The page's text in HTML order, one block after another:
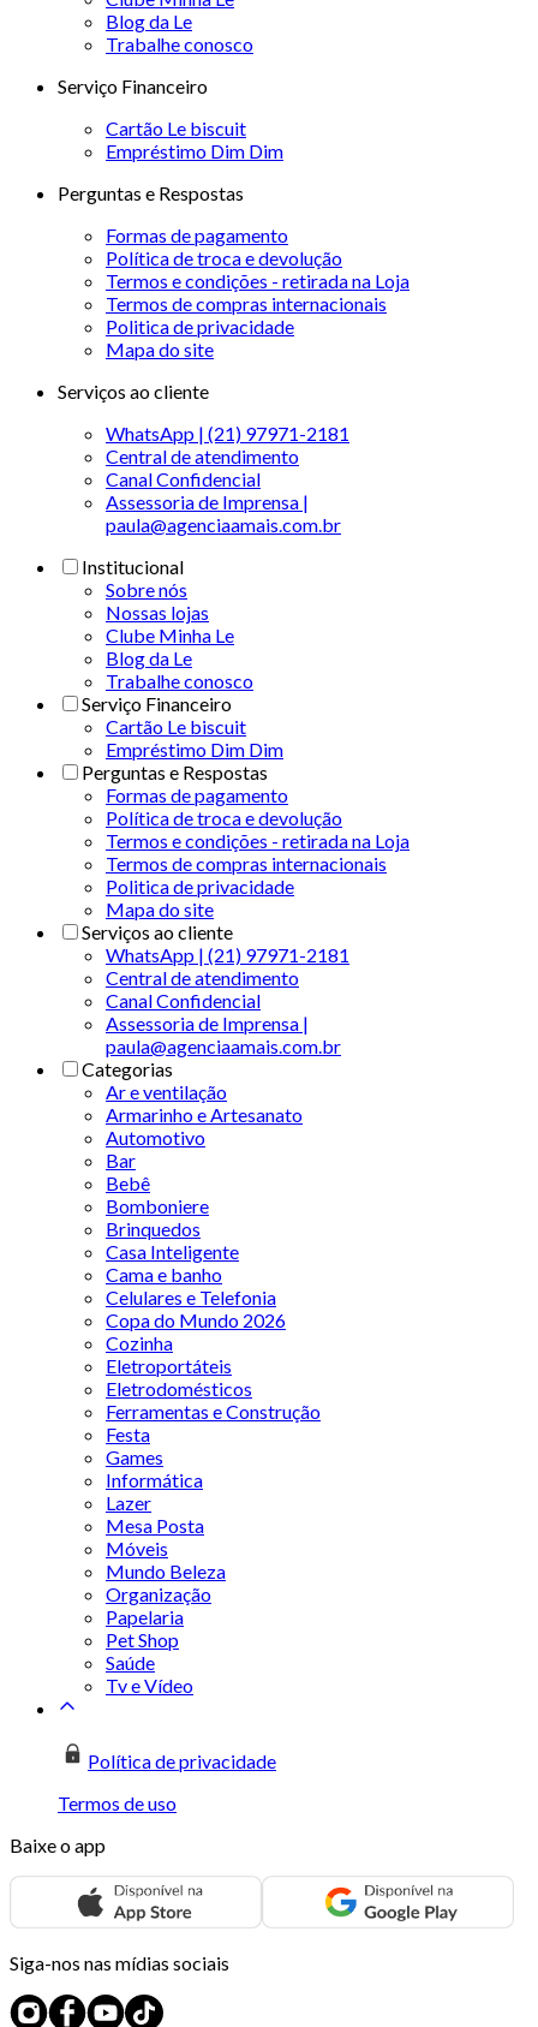
Blog da Le
Trabalhe conosco
Serviço Financeiro
Cartão Le biscuit
Empréstimo Dim Dim
Perguntas e Respostas
Formas de pagamento
Política de troca e devolução
Termos e condições - retirada na Loja
Termos de compras internacionais
Politica de privacidade
Mapa do site
Serviços ao cliente
WhatsApp | (21) 97971-2181
Central de atendimento
Canal Confidencial
Assessoria de Imprensa |
paula@agenciaamais.com.br
Institucional
Sobre nós
Nossas lojas
Clube Minha Le
Blog da Le
Trabalhe conosco
Serviço Financeiro
Cartão Le biscuit
Empréstimo Dim Dim
Perguntas e Respostas
Formas de pagamento
Política de troca e devolução
Termos e condições - retirada na Loja
Termos de compras internacionais
Politica de privacidade
Mapa do site
Serviços ao cliente
WhatsApp | (21) 97971-2181
Central de atendimento
Canal Confidencial
Assessoria de Imprensa |
paula@agenciaamais.com.br
Categorias
Ar e ventilação
Armarinho e Artesanato
Automotivo
Bar
Bebê
Bomboniere
Brinquedos
Casa Inteligente
Cama e banho
Celulares e Telefonia
Copa do Mundo 2026
Cozinha
Eletroportáteis
Eletrodomésticos
Ferramentas e Construção
Festa
Games
Informática
Lazer
Mesa Posta
Móveis
Mundo Beleza
Organização
Papelaria
Pet Shop
Saúde
Tv e Vídeo
Política de privacidade
Termos de uso
Baixe o app
Siga-nos nas mídias sociais